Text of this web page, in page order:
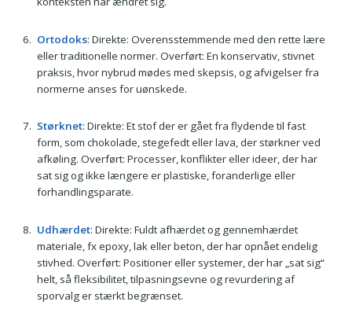
Ortodoks: Direkte: Overensstemmende med den rette lære
eller traditionelle normer. Overført: En konservativ, stivnet
praksis, hvor nybrud mødes med skepsis, og afvigelser fra
normerne anses for uønskede.
Størknet: Direkte: Et stof der er gået fra flydende til fast
form, som chokolade, stegefedt eller lava, der størkner ved
afkøling. Overført: Processer, konflikter eller ideer, der har
sat sig og ikke længere er plastiske, foranderlige eller
forhandlingsparate.
Udhærdet: Direkte: Fuldt afhærdet og gennemhærdet
materiale, fx epoxy, lak eller beton, der har opnået endelig
stivhed. Overført: Positioner eller systemer, der har „sat sig“
helt, så fleksibilitet, tilpasningsevne og revurdering af
sporvalg er stærkt begrænset.